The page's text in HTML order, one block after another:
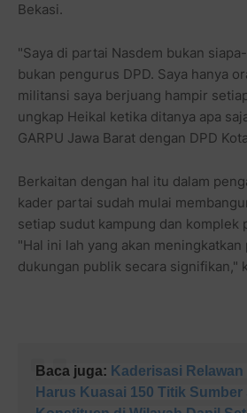
Bekasi.
"Saya di partai Nasdem bukan
bukan pengurus DPD. Saya hanya
militansi saya berjuang hampir
ungkap Heikal ketika ditanya apa
GARPU Jawa Barat dengan DPD
Berkaitan dengan hal itu dalam
kader partai sudah mulai
setiap sudut kampung dan komplek
"Hal ini lah yang akan
dukungan publik secara signifikan,"
Baca juga: Kaderisasi
Harus Kuasai 150 Titik Sumber